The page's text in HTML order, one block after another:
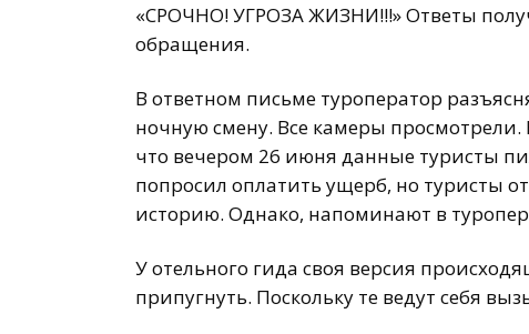
«СРОЧНО! УГРОЗА ЖИЗНИ!!!» Ответы
обращения.
В ответном письме туроператор
ночную смену. Все камеры
что вечером 26 июня данные туристы
попросил оплатить ущерб, но туристы
историю. Однако, напоминают в
У отельного гида своя версия
припугнуть. Поскольку те ведут себя